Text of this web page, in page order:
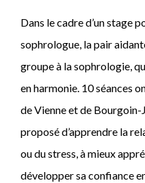
Dans le cadre d’un stage
sophrologue, la pair
groupe à la sophrologie,
en harmonie. 10 séances
de Vienne et de Bourgoin-
proposé d’apprendre la
ou du stress, à mieux
développer sa confiance